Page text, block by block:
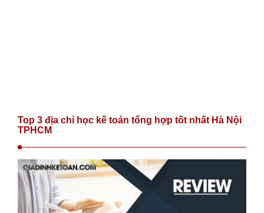
Top 3 địa chỉ học kế toán tổng hợp tốt nhất Hà Nội
TPHCM